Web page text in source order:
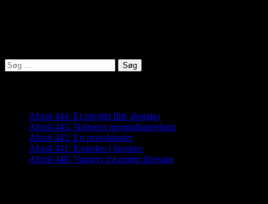
Søg
efter:
Afsnit 444: Et utroligt lille shotglas
Afsnit 443: Naboens mongolbarnebarn
Afsnit 442: En stresshånder
Afsnit 441: Krænket i kiosken
Afsnit 440: Vampyr fra anden division